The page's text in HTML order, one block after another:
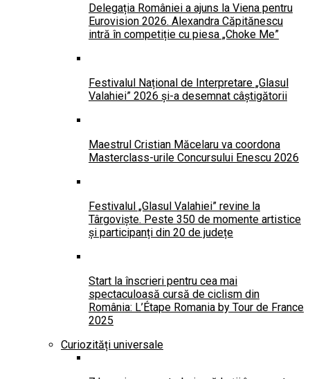
Delegația României a ajuns la Viena pentru
Eurovision 2026. Alexandra Căpitănescu
intră în competiție cu piesa „Choke Me”
Festivalul Național de Interpretare „Glasul
Valahiei” 2026 și-a desemnat câștigătorii
Maestrul Cristian Măcelaru va coordona
Masterclass-urile Concursului Enescu 2026
Festivalul „Glasul Valahiei” revine la
Târgoviște. Peste 350 de momente artistice
și participanți din 20 de județe
Start la înscrieri pentru cea mai
spectaculoasă cursă de ciclism din
România: L’Étape Romania by Tour de France
2025
Curiozități universale